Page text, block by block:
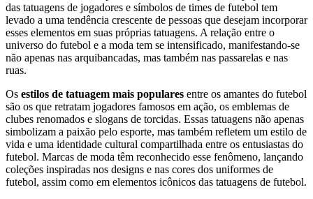
das tatuagens de jogadores e símbolos de times de futebol tem
levado a uma tendência crescente de pessoas que desejam incorporar
esses elementos em suas próprias tatuagens. A relação entre o
universo do futebol e a moda tem se intensificado, manifestando-se
não apenas nas arquibancadas, mas também nas passarelas e nas
ruas.
Os estilos de tatuagem mais populares entre os amantes do futebol
são os que retratam jogadores famosos em ação, os emblemas de
clubes renomados e slogans de torcidas. Essas tatuagens não apenas
simbolizam a paixão pelo esporte, mas também refletem um estilo de
vida e uma identidade cultural compartilhada entre os entusiastas do
futebol. Marcas de moda têm reconhecido esse fenômeno, lançando
coleções inspiradas nos designs e nas cores dos uniformes de
futebol, assim como em elementos icônicos das tatuagens de futebol.